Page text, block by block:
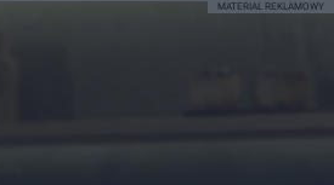
MATERIAŁ REKLAMOWY